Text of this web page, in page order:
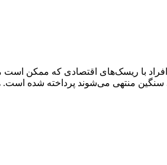
با ریسک‌های اقتصادی که ممکن است
سنگین منتهی می‌شوند پرداخته شده